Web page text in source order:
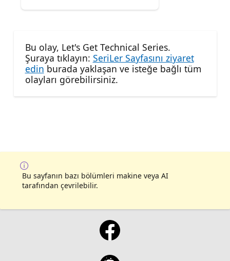
Bu olay, Let's Get Technical Series.
Şuraya tıklayın: SeriLer Sayfasını ziyaret
edin burada yaklaşan ve isteğe bağlı tüm
olayları görebilirsiniz.
Bu sayfanın bazı bölümleri makine veya AI
tarafından çevrilebilir.